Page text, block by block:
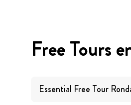
Free Tours
Essential Free Tour